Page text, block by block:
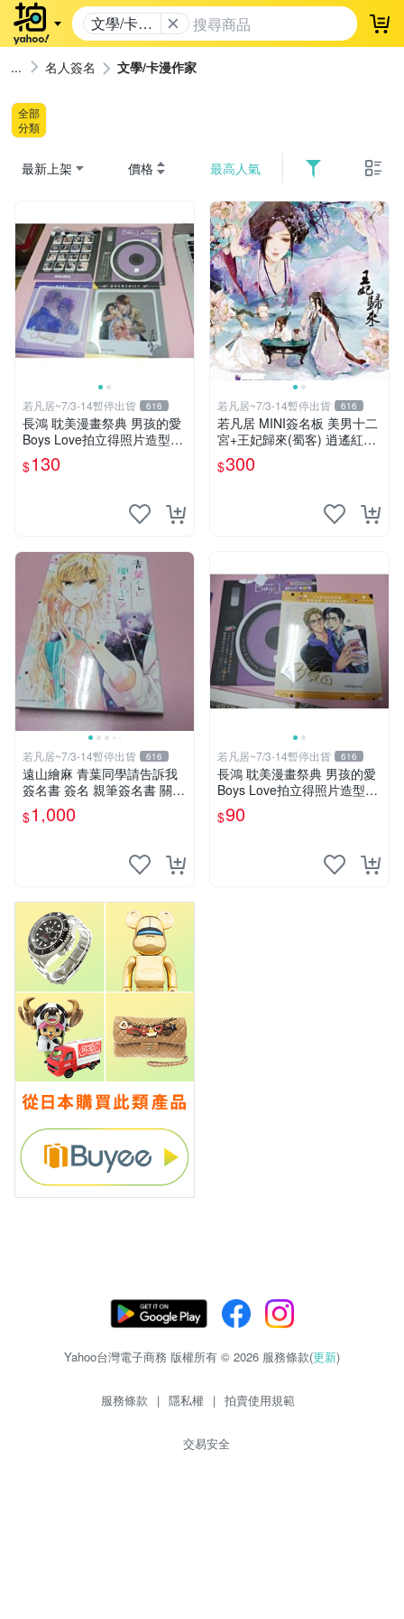
文學/卡漫
作家
登
名人簽名 文學/卡漫作家
全部
分類
最新上架 價格 最高人氣
若凡居~7/3-14暫停出貨 616
長鴻 耽美漫畫祭典 男孩的愛
Boys Love拍立得照片造型透
卡 第二彈 超值星期五的sex +
劇毒甜心
$130
若凡居~7/3-14暫停出貨 616
若凡居 MINI簽名板 美男十二
宮+王妃歸來(蜀客) 逍遙紅塵
&貓君笑豬&何何舞 親筆簽名
簽名板
$300
若凡居~7/3-14暫停出貨 616
遠山繪麻 青葉同學請告訴我
簽名書 簽名 親筆簽名書 關鍵
字： 四月一日同學命理缺我
$1,000
若凡居~7/3-14暫停出貨 616
長鴻 耽美漫畫祭典 男孩的愛
Boys Love拍立得照片造型透
卡 第二彈 不良的津田同學和
輔導老師.增田關係很差
$90
Yahoo台灣電子商務 版權所有 © 2026 服務條款(更新)
服務條款 | 隱私權 | 拍賣使用規範
交易安全